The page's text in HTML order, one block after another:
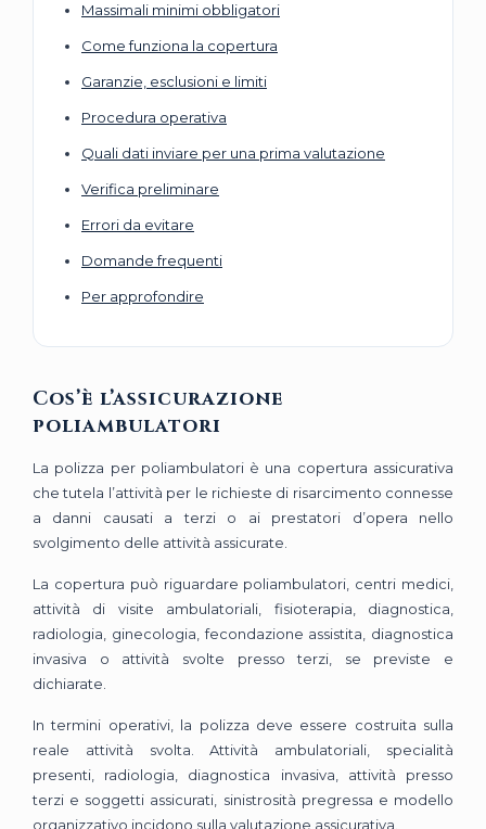
Massimali minimi obbligatori
Come funziona la copertura
Garanzie, esclusioni e limiti
Procedura operativa
Quali dati inviare per una prima valutazione
Verifica preliminare
Errori da evitare
Domande frequenti
Per approfondire
Cos’è l’assicurazione
poliambulatori
La polizza per poliambulatori è una copertura assicurativa
che tutela l’attività per le richieste di risarcimento connesse
a danni causati a terzi o ai prestatori d’opera nello
svolgimento delle attività assicurate.
La copertura può riguardare poliambulatori, centri medici,
attività di visite ambulatoriali, fisioterapia, diagnostica,
radiologia, ginecologia, fecondazione assistita, diagnostica
invasiva o attività svolte presso terzi, se previste e
dichiarate.
In termini operativi, la polizza deve essere costruita sulla
reale attività svolta. Attività ambulatoriali, specialità
presenti, radiologia, diagnostica invasiva, attività presso
terzi e soggetti assicurati, sinistrosità pregressa e modello
organizzativo incidono sulla valutazione assicurativa.